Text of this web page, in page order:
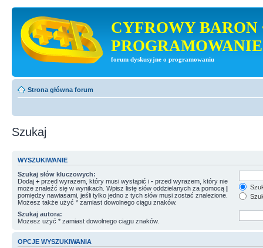
CYFROWY BARON
PROGRAMOWANIE
forum dyskusyjne o programowaniu
Strona główna forum
Szukaj
WYSZUKIWANIE
Szukaj słów kluczowych:
Dodaj + przed wyrazem, który musi wystąpić i - przed wyrazem, który nie
może znaleźć się w wynikach. Wpisz listę słów oddzielanych za pomocą |
pomiędzy nawiasami, jeśli tylko jedno z tych słów musi zostać znalezione.
Możesz także użyć * zamiast dowolnego ciągu znaków.
Szukaj autora:
Możesz użyć * zamiast dowolnego ciągu znaków.
OPCJE WYSZUKIWANIA